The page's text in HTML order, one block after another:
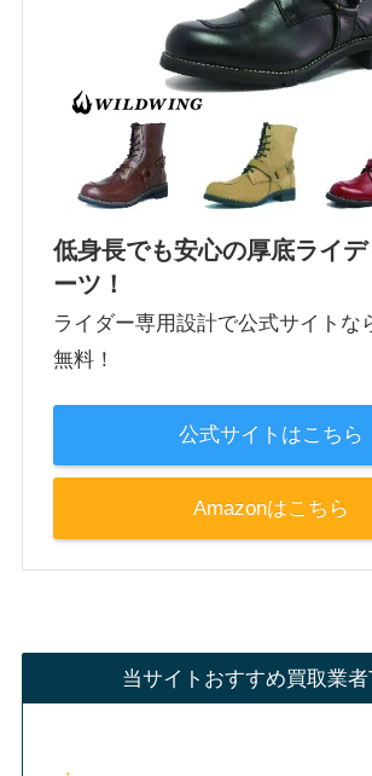
低身長でも安心の厚底ライ
ーツ！
ライダー専用設計で公式サイトな
無料！
公式サイトはこちら
Amazonはこちら
当サイトおすすめ買取業者